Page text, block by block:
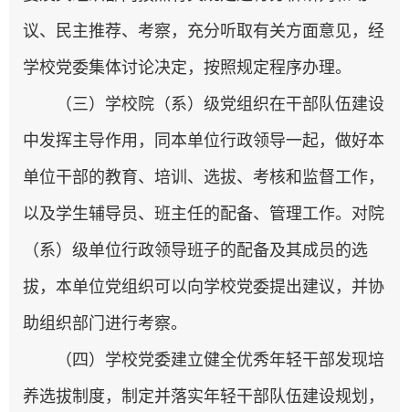
议、民主推荐、考察，充分听取有关方面意见，经
学校党委集体讨论决定，按照规定程序办理。
（三）学校院（系）级党组织在干部队伍建设
中发挥主导作用，同本单位行政领导一起，做好本
单位干部的教育、培训、选拔、考核和监督工作，
以及学生辅导员、班主任的配备、管理工作。对院
（系）级单位行政领导班子的配备及其成员的选
拔，本单位党组织可以向学校党委提出建议，并协
助组织部门进行考察。
（四）学校党委建立健全优秀年轻干部发现培
养选拔制度，制定并落实年轻干部队伍建设规划，